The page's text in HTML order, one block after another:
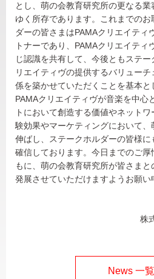
とし、萌の会教育研究所の更なる
ゆく所存であります。これまでの
ダーの皆さまはPAMAクリエイティ
トナーであり、PAMAクリエイティ
じ認識を共有して、今後ともステ
リエイティヴの提供するバリュー
係を築かせていただくことを基本と
PAMAクリエイティヴが音楽を中心
トにおいて創造する価値やネット
験効果やマーケティングにおいて
伸ばし、ステークホルダーの皆様に
確信しております。今日までのご厚
もに、萌の会教育研究所が皆さま
発展させていただけますようお願い
株
News 一